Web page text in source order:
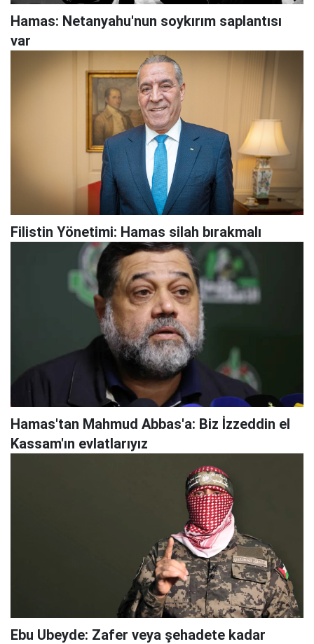
Hamas: Netanyahu'nun soykırım saplantısı
var
Filistin Yönetimi: Hamas silah bırakmalı
Hamas'tan Mahmud Abbas'a: Biz İzzeddin el
Kassam'ın evlatlarıyız
Ebu Ubeyde: Zafer veya şehadete kadar